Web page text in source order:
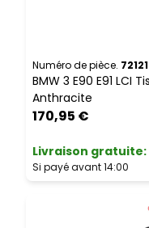
Numéro de pièce.
BMW 3 E90 E91 LCI
Anthracite
170,95 €
Livraison gratuite:
Si payé avant 14:00